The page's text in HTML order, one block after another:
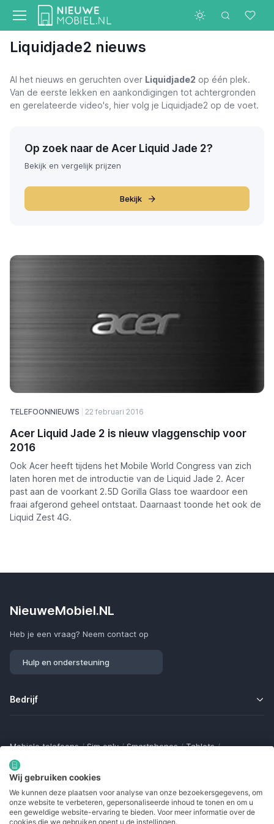
Liquidjade2 nieuws
Al het nieuws en geruchten over Liquidjade2 op één plek.
Van de eerste lekken en aankondigingen tot achtergronden
en gerelateerde video's, hier volg je Liquidjade2 op de voet.
Op zoek naar de Acer Liquid Jade 2?
Bekijk en vergelijk prijzen
Bekijk
TELEFOONNIEUWS 22 februari 2016
Acer Liquid Jade 2 is nieuw vlaggenschip voor
2016
Ook Acer heeft tijdens het Mobile World Congress van zich
laten horen met de introductie van de Liquid Jade 2. Acer
past aan de voorkant 2.5D Gorilla Glass toe waardoor een
fraai afgerond geheel ontstaat. Daarnaast toonde het ook de
Liquid Zest 4G.
NieuweMobiel.NL
Heb je een vraag? Neem contact op
Hulp en ondersteuning
Bedrijf
Mobiele telefoons / Sim only / Smartphones / Tablets /
Smartwatches
Bluetooth trackers / Opladers
Samsung Galaxy
Gamingtelefoons / Foldables / Robuuste telefoons /
Seniorentelefoons / Waterdichte telefoons / Refurbished
Wij gebruiken cookies
We kunnen deze plaatsen voor analyse van onze bezoekersgegevens, om
onze website te verbeteren, gepersonaliseerde inhoud te tonen en om u
een geweldige website-ervaring te bieden. Voor meer informatie over de
cookies die we gebruiken opent u de instellingen.